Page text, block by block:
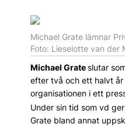
Michael Grate lämnar
Foto: Lieselotte van der
Michael Grateslutar
efter två och ett halvt
organisationen i ett
Under sin tid som vd
Grate bland annat